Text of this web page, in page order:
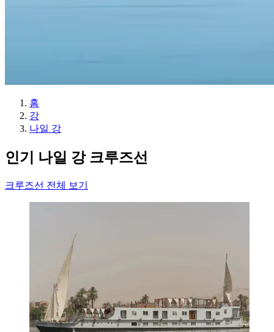
홈
강
나일 강
인기 나일 강 크루즈선
크루즈선 전체 보기